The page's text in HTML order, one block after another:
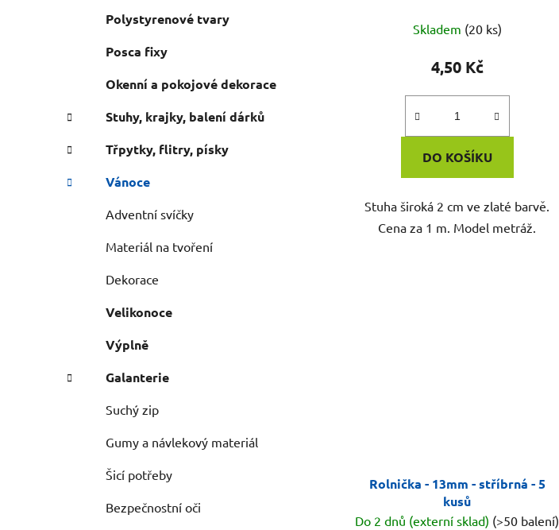
Polystyrenové tvary
Posca fixy
Okenní a pokojové dekorace
Stuhy, krajky, balení dárků
Třpytky, flitry, písky
Vánoce
Adventní svíčky
Materiál na tvoření
Dekorace
Velikonoce
Výplně
Galanterie
Suchý zip
Gumy a návlekový materiál
Šicí potřeby
Bezpečnostní oči
Skladem (20 ks)
4,50 Kč
DO KOŠÍKU
Stuha široká 2 cm ve zlaté barvě.
Cena za 1 m. Model metráž.
Rolnička - 13mm - stříbrná - 5
kusů
Do 2 dnů (externí sklad) (>50 balení)